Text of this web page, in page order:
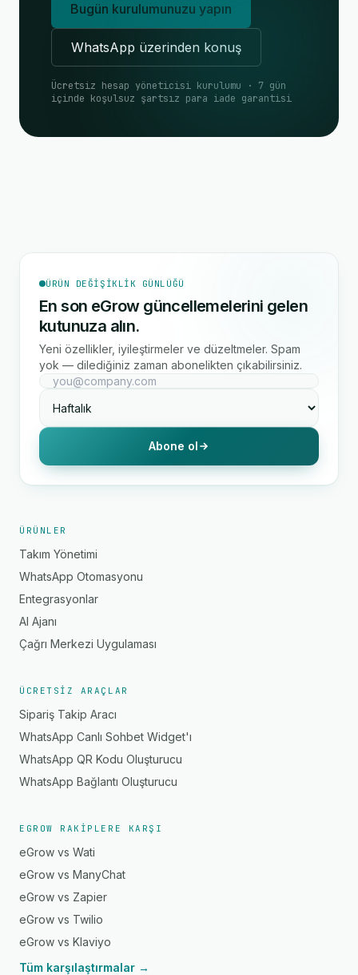
Bugün kurulumunuzu yapın
WhatsApp üzerinden konuş
Ücretsiz hesap yöneticisi kurulumu · 7 gün
içinde koşulsuz şartsız para iade garantisi
ÜRÜN DEĞIŞIKLIK GÜNLÜĞÜ
En son eGrow güncellemelerini gelen
kutunuza alın.
Yeni özellikler, iyileştirmeler ve düzeltmeler. Spam
yok — dilediğiniz zaman abonelikten çıkabilirsiniz.
Abone ol
ÜRÜNLER
Takım Yönetimi
WhatsApp Otomasyonu
Entegrasyonlar
AI Ajanı
Çağrı Merkezi Uygulaması
ÜCRETSIZ ARAÇLAR
Sipariş Takip Aracı
WhatsApp Canlı Sohbet Widget'ı
WhatsApp QR Kodu Oluşturucu
WhatsApp Bağlantı Oluşturucu
EGROW RAKIPLERE KARŞI
eGrow vs Wati
eGrow vs ManyChat
eGrow vs Zapier
eGrow vs Twilio
eGrow vs Klaviyo
Tüm karşılaştırmalar →